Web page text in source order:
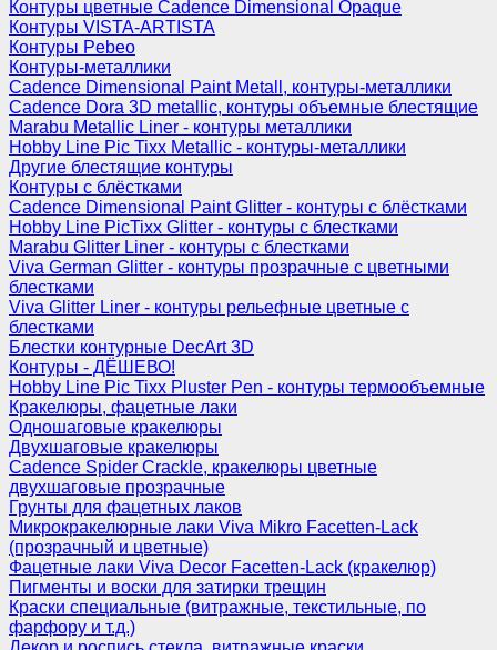
Контуры цветные Cadence Dimensional Opaque
Контуры VISTA-ARTISTA
Контуры Pebeo
Контуры-металлики
Cadence Dimensional Paint Metall, контуры-металлики
Cadence Dora 3D metallic, контуры объемные блестящие
Marabu Metallic Liner - контуры металлики
Hobby Line Pic Tixx Metallic - контуры-металлики
Другие блестящие контуры
Контуры с блёстками
Cadence Dimensional Paint Glitter - контуры с блёстками
Hobby Line PicTixx Glitter - контуры с блестками
Marabu Glitter Liner - контуры с блестками
Viva German Glitter - контуры прозрачные с цветными
блестками
Viva Glitter Liner - контуры рельефные цветные с
блестками
Блестки контурные DecArt 3D
Контуры - ДЁШЕВО!
Hobby Line Pic Tixx Pluster Pen - контуры термообъемные
Кракелюры, фацетные лаки
Одношаговые кракелюры
Двухшаговые кракелюры
Cadence Spider Crackle, кракелюры цветные
двухшаговые прозрачные
Грунты для фацетных лаков
Микрокракелюрные лаки Viva Mikro Facetten-Lack
(прозрачный и цветные)
Фацетные лаки Viva Decor Facetten-Lack (кракелюр)
Пигменты и воски для затирки трещин
Краски специальные (витражные, текстильные, по
фарфору и т.д.)